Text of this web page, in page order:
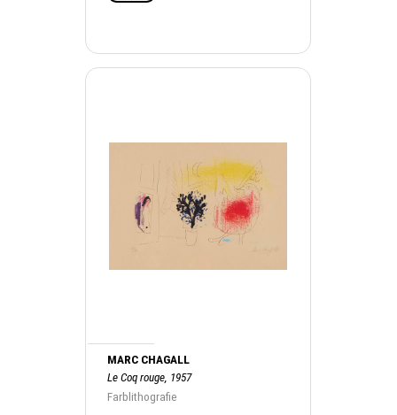
MARC CHAGALL
Le Coq rouge, 1957
Farblithografie